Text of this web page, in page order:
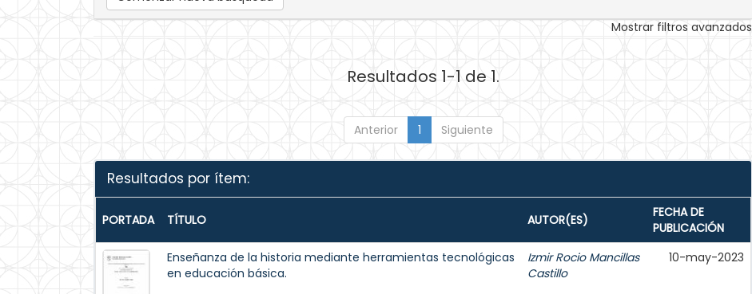
Mostrar filtros avanzados
Resultados 1-1 de 1.
Anterior 1 Siguiente
Resultados por ítem:
PORTADA TÍTULO AUTOR(ES)
FECHA DE
PUBLICACIÓN
Enseñanza de la historia mediante herramientas tecnológicas
en educación básica.
Izmir Rocio Mancillas
Castillo
10-may-2023